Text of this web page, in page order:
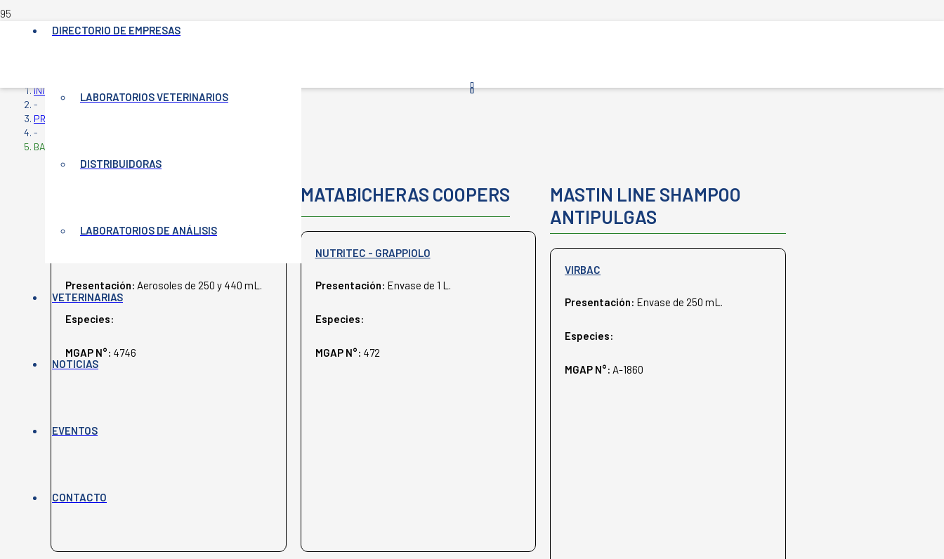
DIRECTORIO DE EMPRESAS
LABORATORIOS VETERINARIOS
DISTRIBUIDORAS
LABORATORIOS DE ANÁLISIS
VETERINARIAS
NOTICIAS
EVENTOS
CONTACTO
INICIO
-
PRODUCTOS VETERINARIOS
-
BACTROVET PLATA AM
Presentación: Aerosoles de 250 y 440 mL.
Especies:
MGAP N°: 4746
MATABICHERAS COOPERS
NUTRITEC - GRAPPIOLO
Presentación: Envase de 1 L.
Especies:
MGAP N°: 472
MASTIN LINE SHAMPOO
ANTIPULGAS
VIRBAC
Presentación: Envase de 250 mL.
Especies:
MGAP N°: A-1860